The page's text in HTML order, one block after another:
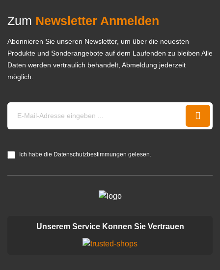
Zum Newsletter Anmelden
Abonnieren Sie unseren Newsletter, um über die neuesten
Produkte und Sonderangebote auf dem Laufenden zu bleiben Alle
Daten werden vertraulich behandelt, Abmeldung jederzeit
möglich.
Ich habe die Datenschutzbestimmungen gelesen.
Unserem Service Konnen Sie Vertrauen